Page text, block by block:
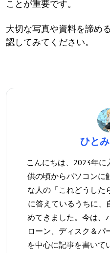
ことが重要です。
大切な写真や資料を諦め
認してみてください。
ひとみ
こんにちは、2023年
供の頃からパソコンに
な人の「これどうした
に答えているうちに、
めてきました。今は、
ローン、ディスク＆パ
を中心に記事を書いて